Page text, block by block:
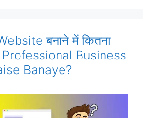
बनाने में कितना
Professional Business
Banaye?